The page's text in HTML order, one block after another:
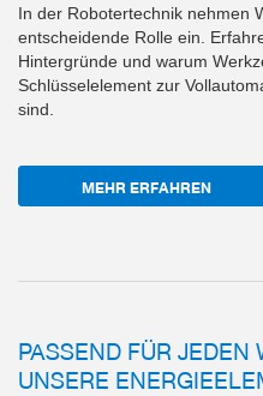
In der Robotertechnik nehmen
entscheidende Rolle ein.
Hintergründe und warum
Schlüsselelement zur
sind.
MEHR ERFAHREN
PASSEND FÜR JEDEN
UNSERE